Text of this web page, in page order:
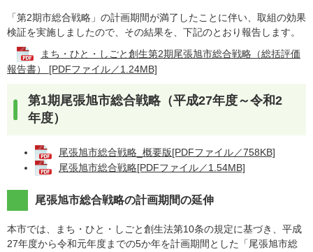
「第2期市総合戦略」の計画期間が満了したことに伴い、取組の効果
検証を実施しましたので、その結果を、下記のとおり報告します。
まち・ひと・しごと創生第2期尾張旭市総合戦略（総括評価
報告書） [PDFファイル／1.24MB]
第1期尾張旭市総合戦略（平成27年度～令和2
年度）
尾張旭市総合戦略_概要版[PDFファイル／758KB]
尾張旭市総合戦略[PDFファイル／1.54MB]
尾張旭市総合戦略の計画期間の延伸
本市では、まち・ひと・しごと創生法第10条の規定に基づき、平成
27年度から令和元年度までの5か年を計画期間とした「尾張旭市総